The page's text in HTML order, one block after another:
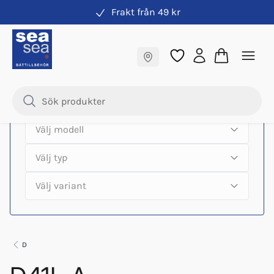
Frakt från 49 kr
Samma pris online & i butik
Hitta rätt produkter till din båtmotor
D